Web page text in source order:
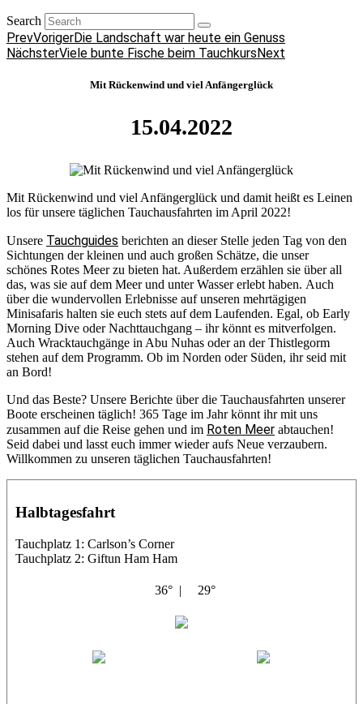
Search
PrevVorigerDie Landschaft war heute ein Genuss
NächsterViele bunte Fische beim TauchkursNext
Mit Rückenwind und viel Anfängerglück
15.04.2022
Mit Rückenwind und viel Anfängerglück und damit heißt es Leinen
los für unsere täglichen Tauchausfahrten im April 2022!
Unsere Tauchguides berichten an dieser Stelle jeden Tag von den
Sichtungen der kleinen und auch großen Schätze, die unser
schönes Rotes Meer zu bieten hat. Außerdem erzählen sie über all
das, was sie auf dem Meer und unter Wasser erlebt haben. Auch
über die wundervollen Erlebnisse auf unseren mehrtägigen
Minisafaris halten sie euch stets auf dem Laufenden. Egal, ob Early
Morning Dive oder Nachttauchgang – ihr könnt es mitverfolgen.
Auch Wracktauchgänge in Abu Nuhas oder an der Thistlegorm
stehen auf dem Programm. Ob im Norden oder Süden, ihr seid mit
an Bord!
Und das Beste? Unsere Berichte über die Tauchausfahrten unserer
Boote erscheinen täglich! 365 Tage im Jahr könnt ihr mit uns
zusammen auf die Reise gehen und im Roten Meer abtauchen!
Seid dabei und lasst euch immer wieder aufs Neue verzaubern.
Willkommen zu unseren täglichen Tauchausfahrten!
Halbtagesfahrt
Tauchplatz 1: Carlson’s Corner
Tauchplatz 2: Giftun Ham Ham
36° | 29°